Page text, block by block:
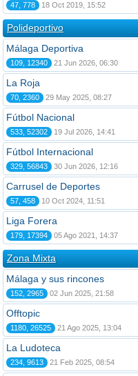
47, 778 18 Oct 2019, 15:52
Polideportivo
Málaga Deportiva
109, 12340 21 Jun 2026, 06:30
La Roja
70, 2360 29 May 2025, 08:27
Fútbol Nacional
533, 52302 19 Jul 2026, 14:41
Fútbol Internacional
329, 56843 30 Jun 2026, 12:16
Carrusel de Deportes
57, 458 10 Oct 2024, 11:51
Liga Forera
179, 17394 05 Ago 2021, 14:37
Zona Mixta
Málaga y sus rincones
152, 2965 02 Jun 2025, 21:58
Offtopic
1180, 26525 21 Ago 2025, 13:04
La Ludoteca
234, 9613 21 Feb 2025, 08:54